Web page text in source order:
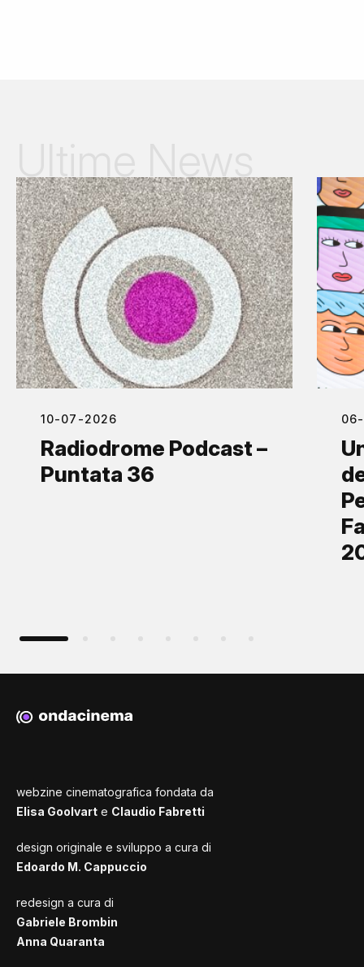
10-07-2026
Radiodrome Podcast –
Puntata 36
webzine cinematografica fondata da
Elisa Goolvart e Claudio Fabretti
design originale e sviluppo a cura di
Edoardo M. Cappuccio
redesign a cura di
Gabriele Brombin
Anna Quaranta